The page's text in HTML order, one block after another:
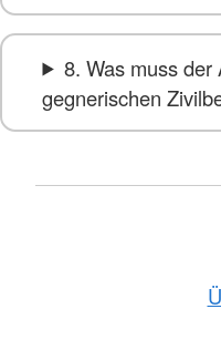
8. Was muss
gegnerischen